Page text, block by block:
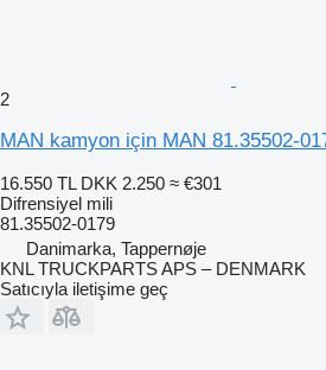
2
MAN kamyon için MAN 81.35502-
16.550 TL DKK 2.250 ≈ €301
Difrensiyel mili
81.35502-0179
Danimarka, Tappernøje
KNL TRUCKPARTS APS – DENMARK
Satıcıyla iletişime geç